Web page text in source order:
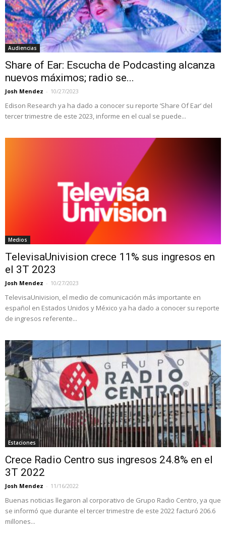
Audiencias
Share of Ear: Escucha de Podcasting alcanza
nuevos máximos; radio se...
Josh Mendez - 10/27/2023
Edison Research ya ha dado a conocer su reporte ‘Share Of Ear’ del
tercer trimestre de este 2023, informe en el cual se puede...
Medios
TelevisaUnivision crece 11% sus ingresos en
el 3T 2023
Josh Mendez - 10/27/2023
TelevisaUnivision, el medio de comunicación más importante en
español en Estados Unidos y México ya ha dado a conocer su reporte
de ingresos referente...
Estaciones
Crece Radio Centro sus ingresos 24.8% en el
3T 2022
Josh Mendez - 11/16/2022
Buenas noticias llegaron al corporativo de Grupo Radio Centro, ya que
se informó que durante el tercer trimestre de este 2022 facturó 206.6
millones...